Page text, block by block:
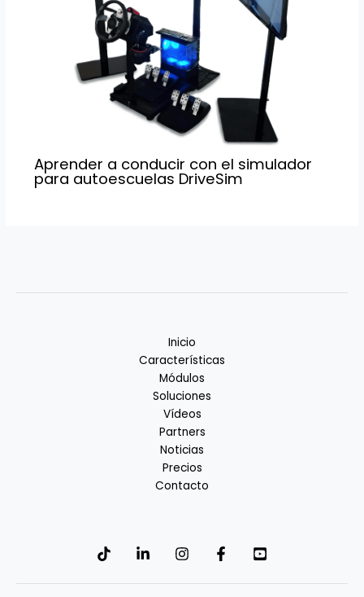
Aprender a conducir con el simulador
para autoescuelas DriveSim
Inicio
Características
Módulos
Soluciones
Vídeos
Partners
Noticias
Precios
Contacto